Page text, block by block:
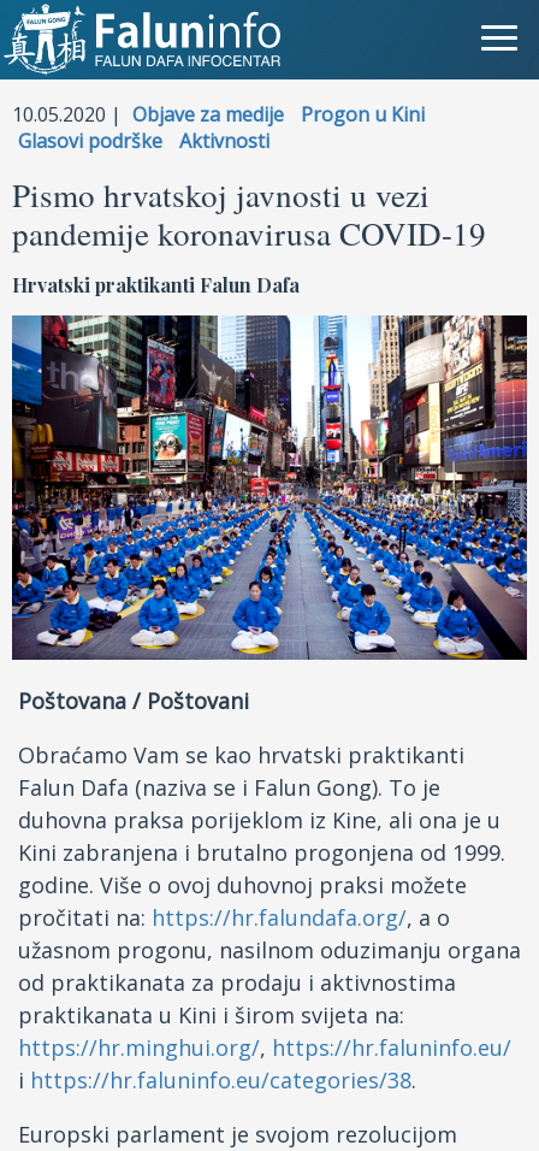
Što je Falun Gong?
Objave za medije
Osobna iskustva
Najnovije vijesti
Slike
TV
Kontakt
Facebook
Drugi jezici
10.05.2020 | Objave za medije
Progon u Kini
Glasovi podrške
Aktivnosti
Pismo hrvatskoj javnosti u vezi
pandemije koronavirusa COVID-19
Hrvatski praktikanti Falun Dafa
Poštovana / Poštovani
Obraćamo Vam se kao hrvatski praktikanti
Falun Dafa (naziva se i Falun Gong). To je
duhovna praksa porijeklom iz Kine, ali ona je u
Kini zabranjena i brutalno progonjena od 1999.
godine. Više o ovoj duhovnoj praksi možete
pročitati na: https://hr.falundafa.org/, a o
užasnom progonu, nasilnom oduzimanju organa
od praktikanata za prodaju i aktivnostima
praktikanata u Kini i širom svijeta na:
https://hr.minghui.org/, https://hr.faluninfo.eu/
i https://hr.faluninfo.eu/categories/38.
Europski parlament je svojom rezolucijom